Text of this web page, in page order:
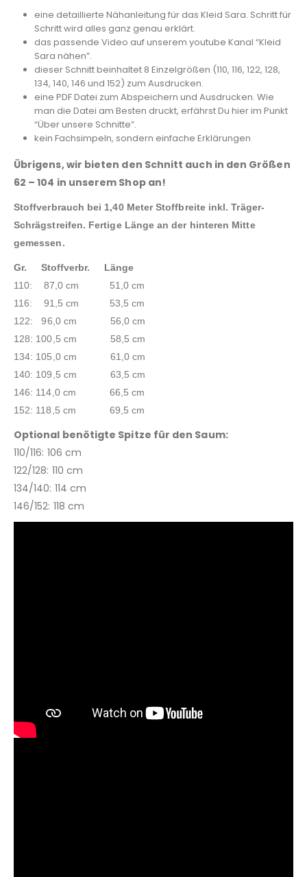
eine detaillierte Nähanleitung für das Kleid Sara. Schritt für
Schritt wird alles ganz genau erklärt.
das passende Video auf unserem youtube Kanal “Kleid
Sara nähen”.
dieser Schnitt beinhaltet 8 Einzelgrößen (110, 116, 122, 128,
134, 140, 146 und 152) zum Ausdrucken.
eine PDF Datei zum Abspeichern und Ausdrucken. Wie
man die Datei am Besten druckt, erfährst Du hier im Punkt
“Über unsere Schnitte”.
kein Fachsimpeln, sondern einfache Erklärungen
Übrigens, wir bieten den Schnitt auch in den Größen
62 – 104 in unserem Shop an!
Stoffverbrauch bei 1,40 Meter Stoffbreite inkl. Träger-
Schrägstreifen. Fertige Länge an der hinteren Mitte
gemessen.
Gr. Stoffverbr. Länge
110: 87,0 cm 51,0 cm
116: 91,5 cm 53,5 cm
122: 96,0 cm 56,0 cm
128: 100,5 cm 58,5 cm
134: 105,0 cm 61,0 cm
140: 109,5 cm 63,5 cm
146: 114,0 cm 66,5 cm
152: 118,5 cm 69,5 cm
Optional benötigte Spitze für den Saum:
110/116: 106 cm
122/128: 110 cm
134/140: 114 cm
146/152: 118 cm